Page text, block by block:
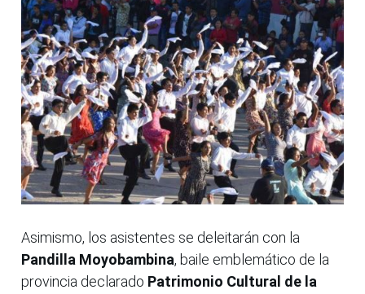
Asimismo, los asistentes se deleitarán con la
Pandilla Moyobambina, baile emblemático de la
provincia declarado Patrimonio Cultural de la